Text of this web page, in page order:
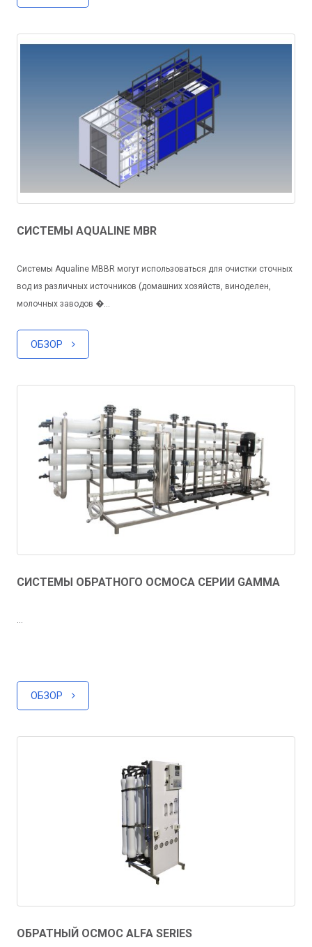
СИСТЕМЫ AQUALINE MBR
Системы Aqualine MBBR могут использоваться для очистки сточных
вод из различных источников (домашних хозяйств, виноделен,
молочных заводов �...
ОБЗОР
СИСТЕМЫ ОБРАТНОГО ОСМОСА СЕРИИ GAMMA
...
ОБЗОР
ОБРАТНЫЙ ОСМОС ALFA SERIES